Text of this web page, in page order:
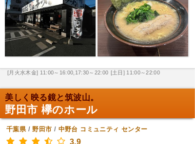
[月火水木金] 11:00～16:00,17:30～22:00 [土日] 11:00～22:00
美しく映る鏡と筑波山。
野田市 欅のホール
千葉県/野田市 / 中野台 コミュニティ センター
3.9